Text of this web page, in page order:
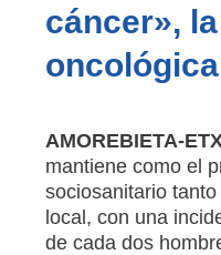
cáncer»,
oncológica
AMOREBIETA-
mantiene como el
sociosanitario
local, con una
de cada dos